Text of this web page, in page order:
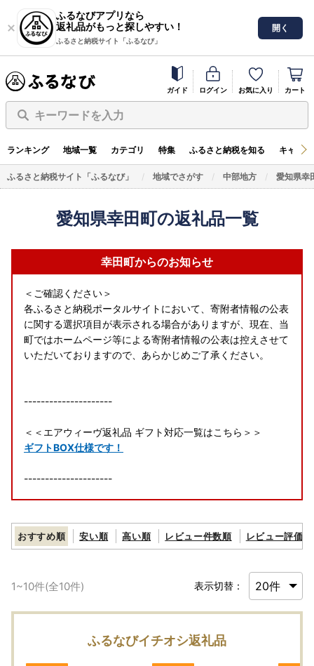
ふるなびアプリなら
返礼品がもっと探しやすい！
ふるさと納税サイト「ふるなび」
開く
ガイド ログイン お気に入り カート
キーワードを入力
ランキング 地域一覧 カテゴリ 特集 ふるさと納税を知る キャン
ふるさと納税サイト「ふるなび」 地域でさがす 中部地方 愛知県幸
愛知県幸田町の返礼品一覧
幸田町からのお知らせ
＜ご確認ください＞
各ふるさと納税ポータルサイトにおいて、寄附者情報の公表
に関する選択項目が表示される場合がありますが、現在、当
町ではホームページ等による寄附者情報の公表は控えさせて
いただいておりますので、あらかじめご了承ください。
---------------------
＜＜エアウィーヴ返礼品 ギフト対応一覧はこちら＞＞
ギフトBOX仕様です！
---------------------
ふるさと納税の画像や返礼品名を不正にコピーした悪質なサ
イトが確認されています。
認いただく等、悪質な詐欺には十分ご注意ください。
幸田町でのふるさと納税寄附申し込みサイトにつきまして
おすすめ順 安い順 高い順 レビュー件数順 レビュー評価順
1~10件(全10件) 表示切替：
ふるなびイチオシ返礼品